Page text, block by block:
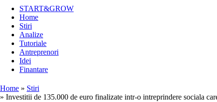
START&GROW
Home
Stiri
Analize
Tutoriale
Antreprenori
Idei
Finantare
Home » Stiri
» Investitii de 135.000 de euro finalizate intr-o intreprindere sociala